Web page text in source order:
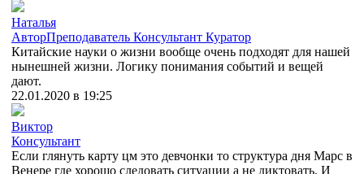
Наталья
АвторПреподаватель Консультант Куратор
Китайские науки о жизни вообще очень подходят для нашей
нынешней жизни. Логику понимания событий и вещей
дают.
22.01.2020 в 19:25
Виктор
Консультант
Если глянуть карту цм это девчонки то структура дня Марс в
Венере где хорошо следовать ситуации а не диктовать. И